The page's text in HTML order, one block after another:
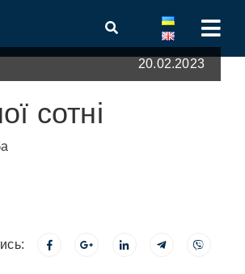
20.02.2023
сотні